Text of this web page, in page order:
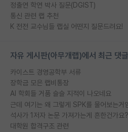
정출연 학연 박사 질문(DGIST)
통신 관련 랩 추천
K 전전 교수님들 랩실 어떤지 질문드려요!
자유 게시판(아무개랩)에서 최근 댓
카이스트 경영공학부 서류
장학금 모은 랩비통장
AI 학회들 거품 슬슬 지적이 나오네요
근데 여기는 왜 그렇게 SPK를 물어보는거
석사가 1저자 논문 가져가는게 흔한건가요?
대학원 합격구조 관련